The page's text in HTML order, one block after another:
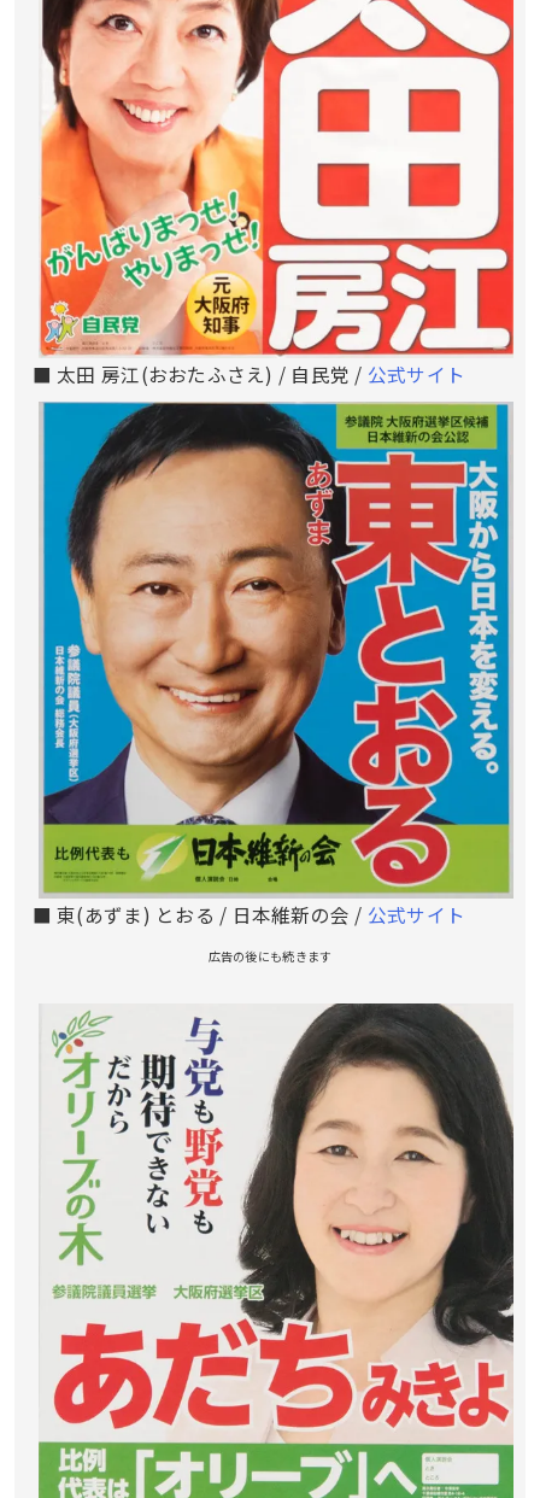
■ 太田 房江(おおたふさえ) / 自民党 / 公式サイト
■ 東(あずま) とおる / 日本維新の会 / 公式サイト
広告の後にも続きます